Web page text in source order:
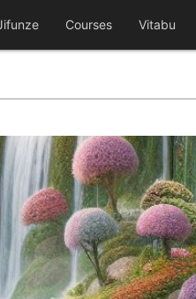
Courses Vitabu